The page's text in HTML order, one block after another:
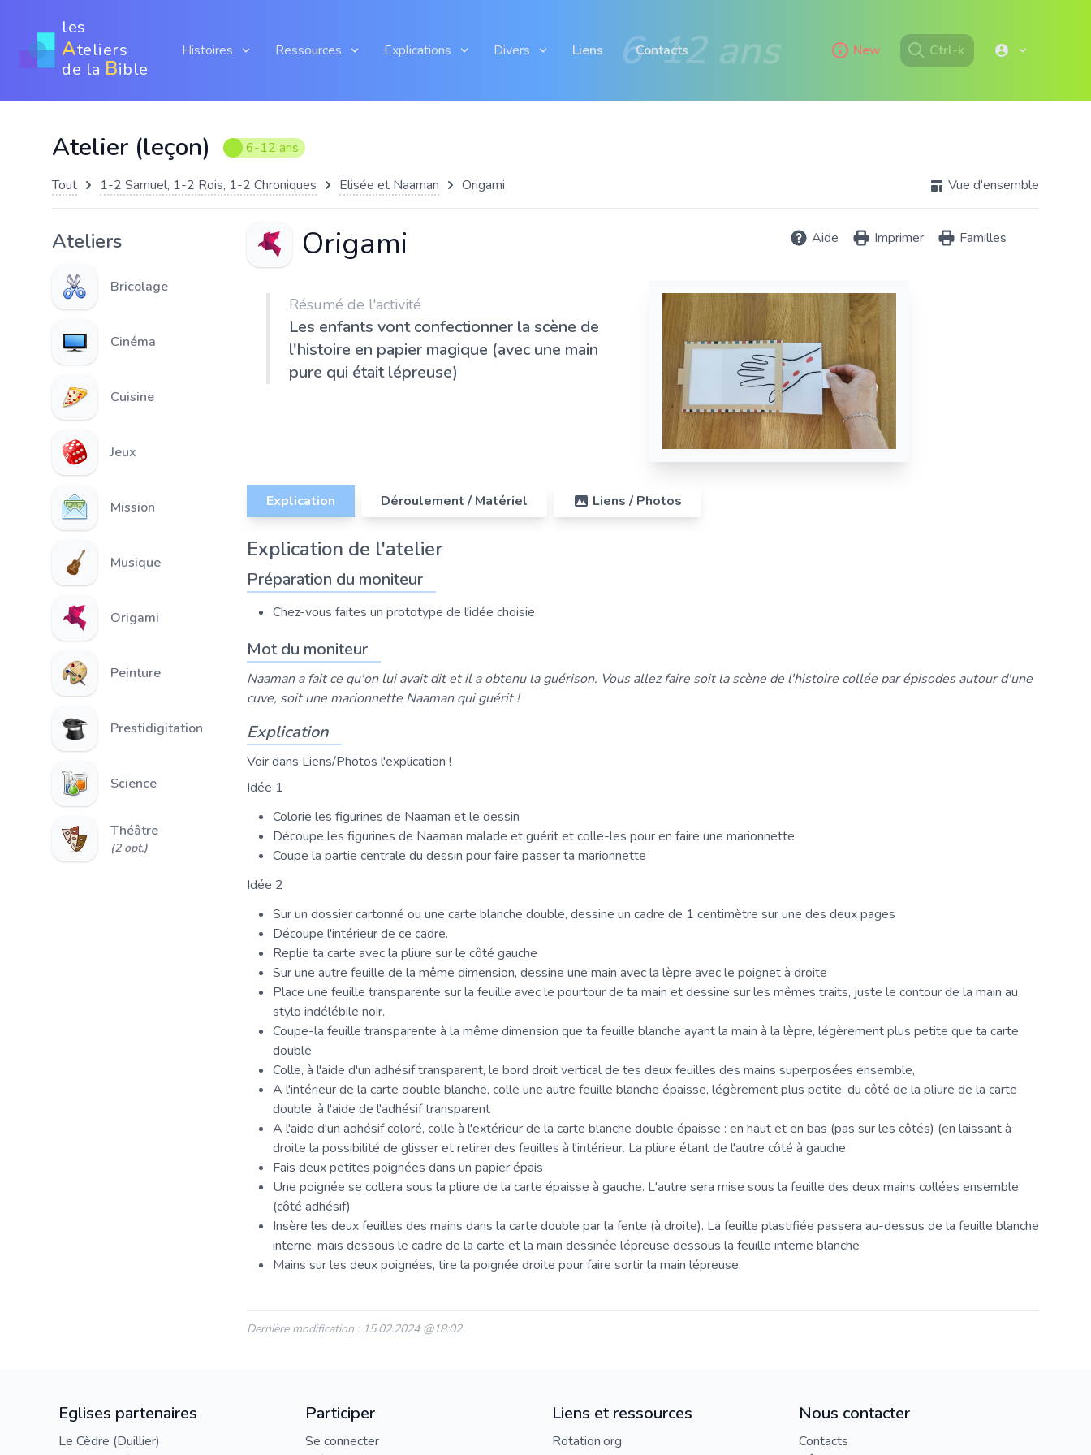
les
Ateliers
de la Bible
Histoires Ressources Explications Divers Liens Contacts
6-12 ans New Ctrl-k
Atelier (leçon) 6-12 ans
Tout 1-2 Samuel, 1-2 Rois, 1-2 Chroniques Elisée et Naaman Origami Vue d'ensemble
Ateliers
Bricolage
Cinéma
Cuisine
Jeux
Mission
Musique
Origami
Peinture
Prestidigitation
Science
Théâtre
(2 opt.)
Origami Aide Imprimer Familles
Résumé de l'activité
Les enfants vont confectionner la scène de
l'histoire en papier magique (avec une main
pure qui était lépreuse)
Explication Déroulement / Matériel Liens / Photos
Explication de l'atelier
Préparation du moniteur
Chez-vous faites un prototype de l'idée choisie
Mot du moniteur
Naaman a fait ce qu'on lui avait dit et il a obtenu la guérison. Vous allez faire soit la scène de l'histoire collée par épisodes autour d'une
cuve, soit une marionnette Naaman qui guérit !
Explication
Voir dans Liens/Photos l'explication !
Idée 1
Colorie les figurines de Naaman et le dessin
Découpe les figurines de Naaman malade et guérit et colle-les pour en faire une marionnette
Coupe la partie centrale du dessin pour faire passer ta marionnette
Idée 2
Sur un dossier cartonné ou une carte blanche double, dessine un cadre de 1 centimètre sur une des deux pages
Découpe l'intérieur de ce cadre.
Replie ta carte avec la pliure sur le côté gauche
Sur une autre feuille de la même dimension, dessine une main avec la lèpre avec le poignet à droite
Place une feuille transparente sur la feuille avec le pourtour de ta main et dessine sur les mêmes traits, juste le contour de la main au
stylo indélébile noir.
Coupe-la feuille transparente à la même dimension que ta feuille blanche ayant la main à la lèpre, légèrement plus petite que ta carte
double
Colle, à l'aide d'un adhésif transparent, le bord droit vertical de tes deux feuilles des mains superposées ensemble,
A l'intérieur de la carte double blanche, colle une autre feuille blanche épaisse, légèrement plus petite, du côté de la pliure de la carte
double, à l'aide de l'adhésif transparent
A l'aide d'un adhésif coloré, colle à l'extérieur de la carte blanche double épaisse : en haut et en bas (pas sur les côtés) (en laissant à
droite la possibilité de glisser et retirer des feuilles à l'intérieur. La pliure étant de l'autre côté à gauche
Fais deux petites poignées dans un papier épais
Une poignée se collera sous la pliure de la carte épaisse à gauche. L'autre sera mise sous la feuille des deux mains collées ensemble
(côté adhésif)
Insère les deux feuilles des mains dans la carte double par la fente (à droite). La feuille plastifiée passera au-dessus de la feuille blanche
interne, mais dessous le cadre de la carte et la main dessinée lépreuse dessous la feuille interne blanche
Mains sur les deux poignées, tire la poignée droite pour faire sortir la main lépreuse.
Dernière modification : 15.02.2024 @18:02
Eglises partenaires
Le Cèdre (Duillier)
Participer
Se connecter
Liens et ressources
Rotation.org
Nous contacter
Contacts